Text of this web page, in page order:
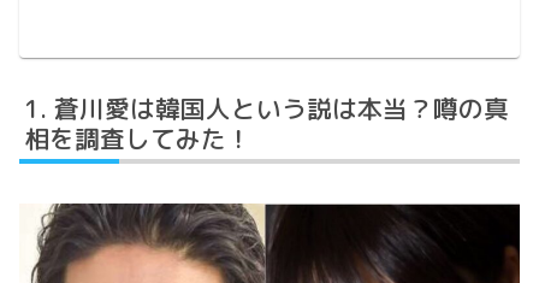
蒼川愛は韓国人という説は本当？噂の真
相を調査してみた！